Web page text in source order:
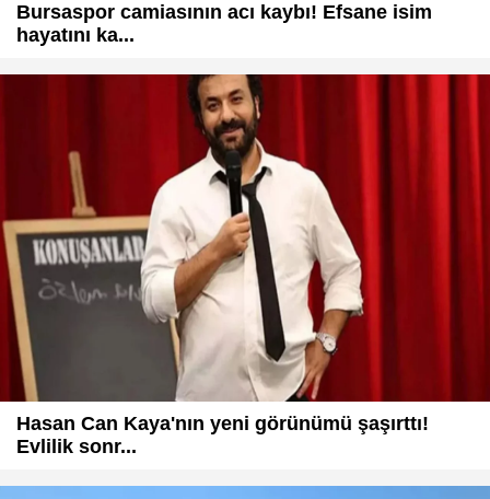
Bursaspor camiasının acı kaybı! Efsane isim
hayatını ka...
Hasan Can Kaya'nın yeni görünümü şaşırttı!
Evlilik sonr...